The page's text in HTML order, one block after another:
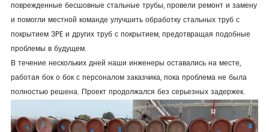
поврежденные бесшовные стальные трубы, провели ремонт и замену
и помогли местной команде улучшить обработку стальных труб с
покрытием 3PE и других труб с покрытием, предотвращая подобные
проблемы в будущем.
В течение нескольких дней наши инженеры оставались на месте,
работая бок о бок с персоналом заказчика, пока проблема не была
полностью решена. Проект продолжался без серьезных задержек.